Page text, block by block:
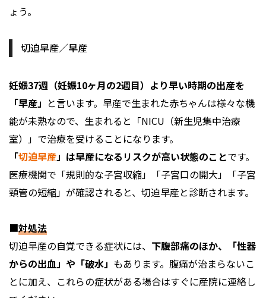
ょう。
切迫早産／早産
妊娠37週（妊娠10ヶ月の2週目）より早い時期の出産を
「早産」 と言います。早産で生まれた赤ちゃんは様々な機
能が未熟なので、生まれると「NICU（新生児集中治療
室）」で治療を受けることになります。
「切迫早産」は早産になるリスクが高い状態のことです。
医療機関で「規則的な子宮収縮」「子宮口の開大」「子宮
頸管の短縮」が確認されると、切迫早産と診断されます。
■対処法
切迫早産の自覚できる症状には、 下腹部痛のほか、「性器
からの出血」や「破水」 もあります。腹痛が治まらないこ
とに加え、これらの症状がある場合はすぐに産院に連絡し